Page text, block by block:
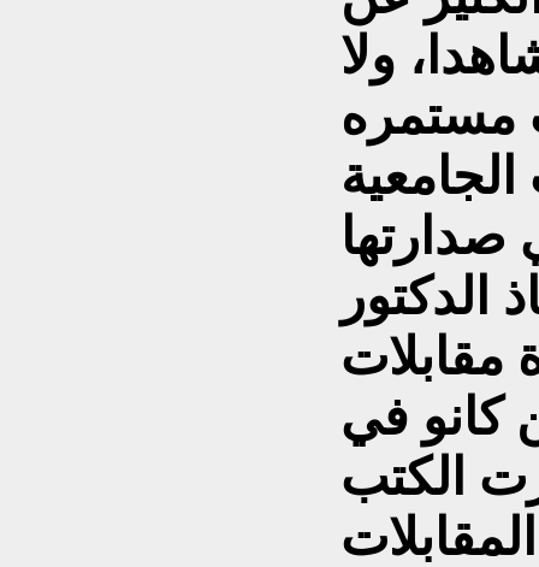
ولا
مستمره
صدارتها
الدكتور
مقابلات
كانو في
الكتب